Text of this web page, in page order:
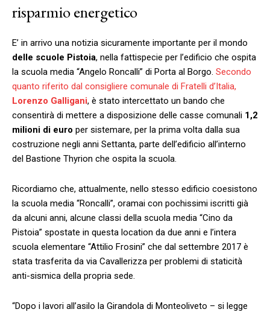
risparmio energetico
E’ in arrivo una notizia sicuramente importante per il mondo
delle scuole Pistoia, nella fattispecie per l’edificio che ospita
la scuola media “Angelo Roncalli” di Porta al Borgo. Secondo
quanto riferito dal consigliere comunale di Fratelli d’Italia,
Lorenzo Galligani, è stato intercettato un bando che
consentirà di mettere a disposizione delle casse comunali 1,2
milioni di euro per sistemare, per la prima volta dalla sua
costruzione negli anni Settanta, parte dell’edificio all’interno
del Bastione Thyrion che ospita la scuola.
Ricordiamo che, attualmente, nello stesso edificio coesistono
la scuola media “Roncalli”, oramai con pochissimi iscritti già
da alcuni anni, alcune classi della scuola media “Cino da
Pistoia” spostate in questa location da due anni e l’intera
scuola elementare “Attilio Frosini” che dal settembre 2017 è
stata trasferita da via Cavallerizza per problemi di staticità
anti-sismica della propria sede.
“Dopo i lavori all’asilo la Girandola di Monteoliveto – si legge